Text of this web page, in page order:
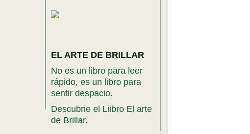
EL ARTE DE BRILLAR
No es un libro para leer
rápido, es un libro para
sentir despacio.
Descubrie el Liibro El arte
de Brillar.